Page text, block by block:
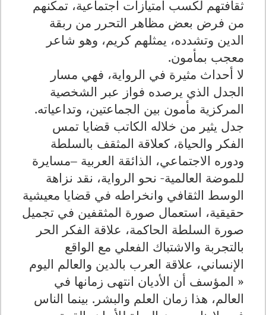
ثقافتهم لكسب امتيازات اجتماعية، تمكنهم
من فرض بعض مظاهر التحرر من ربقة
الدين وتشدده، يمثلهم كريم، وهو شاعر
معجب بمأمون.
لا أحداث مثيرة في الرواية، فهي مسار
الجدل الذي يرصده فواز عبر الشخصية
المركزية مأمون بين الجماعتين، وتداعياته.
جدل يثير من خلاله الكاتب قضايا تمس
الفكر والحياة، كعلاقة المثقف بالسلطة
ودوره الاجتماعي، الذائقة العربية –مسايرة
للموضة العالمية- نحو الرواية، نقد نزاهة
الوسط الثقافي وانخراطه في قضايا معيشية
حقيقية، استعمال صورة المثقفين في تجميل
صورة السلطة الحاكمة، علاقة الفكر الحر
بالتجربة والاشتباك الفعلي مع الواقع
الإنساني، علاقة العرب بالدين والعالم اليوم
« المؤسف أن الأديان انتهى زمانها في
العالم، هذا زمان العلم والبشر. بينما الناس